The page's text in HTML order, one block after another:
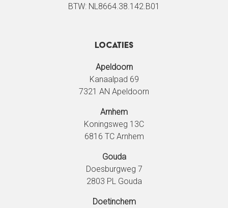
BTW: NL8664.38.142.B01
Locaties
Apeldoorn
Kanaalpad 69
7321 AN Apeldoorn
Arnhem
Koningsweg 13C
6816 TC Arnhem
Gouda
Doesburgweg 7
2803 PL Gouda
Doetinchem